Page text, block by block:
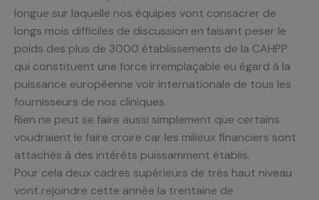
longue sur laquelle nos équipes vont consacrer de
longs mois difficiles de discussion en faisant peser le
poids des plus de 3000 établissements de la CAHPP
qui constituent une force irremplaçable eu égard à la
puissance européenne voir internationale de tous les
fournisseurs de nos cliniques.
Rien ne peut se faire aussi simplement que certains
voudraient le faire croire car les milieux financiers sont
attachés à des intérêts puissamment établis.
Pour cela deux cadres supérieurs de très haut niveau
vont rejoindre cette année la trentaine de